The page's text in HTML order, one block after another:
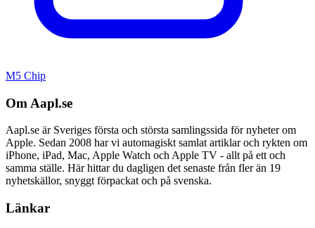
M5 Chip
Om Aapl.se
Aapl.se är Sveriges första och största samlingssida för nyheter om
Apple. Sedan 2008 har vi automagiskt samlat artiklar och rykten om
iPhone, iPad, Mac, Apple Watch och Apple TV - allt på ett och
samma ställe. Här hittar du dagligen det senaste från fler än 19
nyhetskällor, snyggt förpackat och på svenska.
Länkar